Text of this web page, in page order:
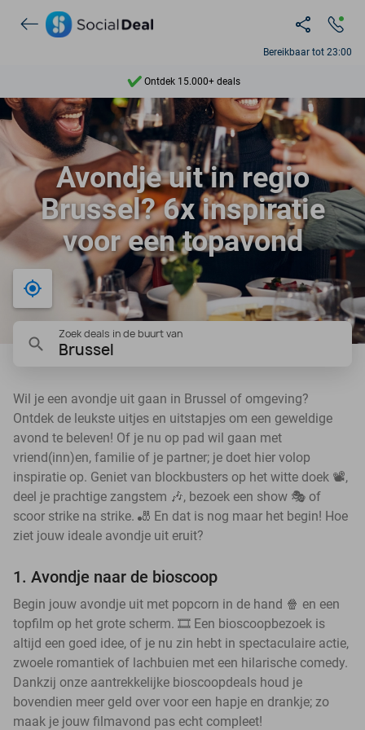
Bereikbaar tot 23:00
Ontdek 15.000+ deals
7 dagen per week beschikbaar
10+ miljoen leden
9,4
Ontdek 15.000+ deals
Avondje uit in regio
Brussel? 6x inspiratie
voor een topavond
Bij mij in de buurt
Zoek deals in de buurt van
Brussel
Wil je een avondje uit gaan in Brussel of omgeving?
Ontdek de leukste uitjes en uitstapjes om een geweldige
avond te beleven! Of je nu op pad wil gaan met
vriend(inn)en, familie of je partner; je doet hier volop
inspiratie op. Geniet van blockbusters op het witte doek 📽️,
deel je prachtige zangstem 🎶, bezoek een show 🎭 of
scoor strike na strike. 🎳 En dat is nog maar het begin! Hoe
ziet jouw ideale avondje uit eruit?
1. Avondje naar de bioscoop
Begin jouw avondje uit met popcorn in de hand 🍿 en een
topfilm op het grote scherm. 🎞️ Een bioscoopbezoek is
altijd een goed idee, of je nu zin hebt in spectaculaire actie,
zwoele romantiek of lachbuien met een hilarische comedy.
Dankzij onze aantrekkelijke bioscoopdeals houd je
bovendien meer geld over voor een hapje en drankje; zo
maak je jouw filmavond pas echt compleet!